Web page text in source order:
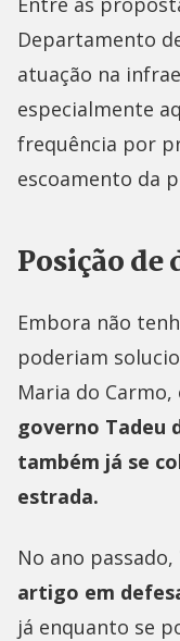
Departamento
atuação na
especialmente
frequência por
escoamento da
Posição de
Embora não
poderiam
Maria do Carmo,
governo Tadeu
também já se
estrada.
No ano passado,
artigo em
já enquanto se